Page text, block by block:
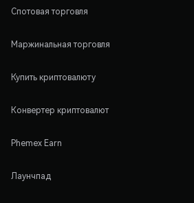
Спотовая торговля
Маржинальная торговля
Купить криптовалюту
Конвертер криптовалют
Phemex Earn
Лаунчпад